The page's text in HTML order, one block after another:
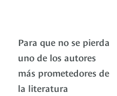
Para que no se pierda
uno de los autores
más prometedores de
la literatura